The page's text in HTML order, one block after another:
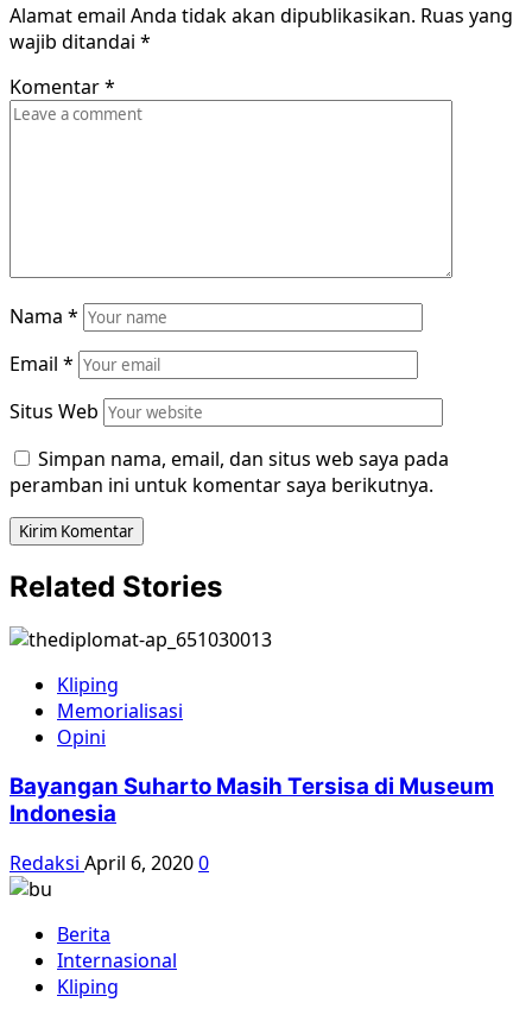
Alamat email Anda tidak akan dipublikasikan. Ruas yang
wajib ditandai *
Komentar*
Nama *
Email *
Situs Web
Simpan nama, email, dan situs web saya pada
peramban ini untuk komentar saya berikutnya.
Related Stories
Kliping
Memorialisasi
Opini
Bayangan Suharto Masih Tersisa di Museum
Indonesia
Redaksi April 6, 20200
Berita
Internasional
Kliping